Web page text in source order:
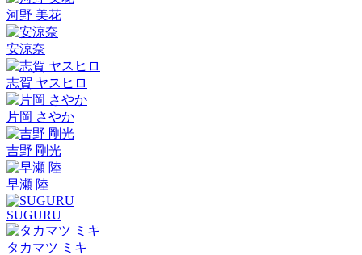
河野 美花
安涼奈
志賀 ヤスヒロ
片岡 さやか
吉野 剛光
早瀬 陸
SUGURU
タカマツ ミキ